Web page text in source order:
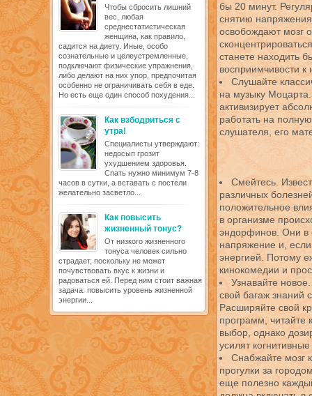
Чтобы сбросить лишний
вес, любая
среднестатистическая
женщина, как правило,
садится на диету. Иные, особо
сознательные и целеустремленные,
подключают физические упражнения,
либо делают на них упор, предпочитая
особенно не ограничивать себя в еде.
Но есть еще один способ похудения...
Как взбодриться с
утра!
Специалисты утверждают:
недосып грозит
ухудшением здоровья.
Спать нужно минимум 7-8
часов в сутки, а вставать с постели
желательно засветло...
Как повысить
жизненный тонус?
От низкого жизненного
тонуса человек сильно
страдает, поскольку не может
почувствовать вкус к жизни и
радоваться ей. Перед ним стоит важная
задача: повысить уровень жизненной
энергии...
бы 20 минут.
снятию
освобождают мозг
станете находить
восприимчивости
Слушайте
на музыку
активизирует
работать на
слушателя, его
Смейтесь.
различных
положительное
в организме
эндорфинов. Они в
напряжение и,
энергией. Потому
кинокомедии и
Узнавайте
свой багаж знаний
Расширяйте свой
программ, читайте
выбор, однако
усилят
Снабжайте мозг
прогулки за
еще полезно